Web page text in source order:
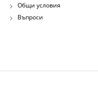
Общи условия
Въпроси